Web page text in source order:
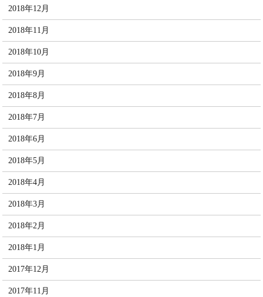
2018年12月
2018年11月
2018年10月
2018年9月
2018年8月
2018年7月
2018年6月
2018年5月
2018年4月
2018年3月
2018年2月
2018年1月
2017年12月
2017年11月